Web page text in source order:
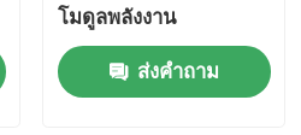
โมดูลพลังงาน
อุตสาหกรรม พร้อม
ตัวประกอบกำลังไฟฟ้า
0.8 Lag ออกแบบมาเพื่อ
ส่งคำถาม